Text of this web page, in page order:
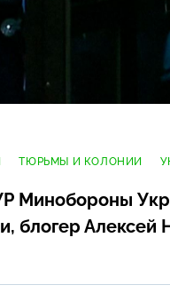
ТЮРЬМЫ И КОЛОНИИ
Минобороны
блогер Алексей